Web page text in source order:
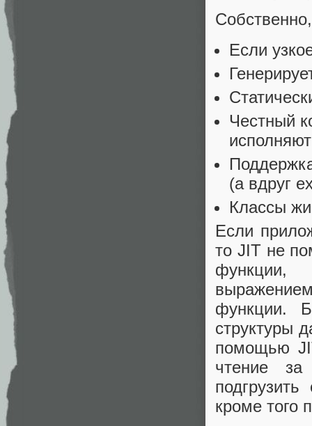
Если
Честный
(а вдруг
Классы
Если
то JIT не
функции,
функции.
структуры
помощью
чтение
кроме того